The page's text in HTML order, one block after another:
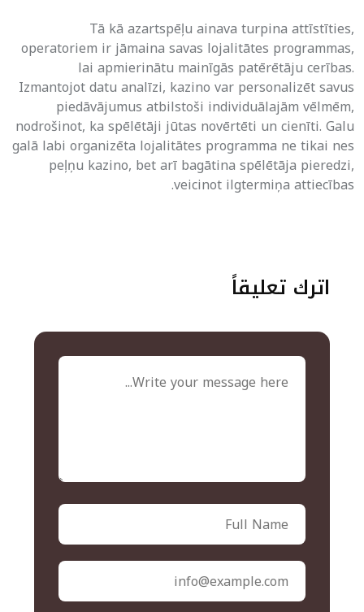
Tā kā azartspēļu ainava turpina attīstīties,
operatoriem ir jāmaina savas lojalitātes programmas,
lai apmierinātu mainīgās patērētāju cerības.
Izmantojot datu analīzi, kazino var personalizēt savus
piedāvājumus atbilstoši individuālajām vēlmēm,
nodrošinot, ka spēlētāji jūtas novērtēti un cienīti. Galu
galā labi organizēta lojalitātes programma ne tikai nes
peļņu kazino, bet arī bagātina spēlētāja pieredzi,
veicinot ilgtermiņa attiecības.
اترك تعليقاً